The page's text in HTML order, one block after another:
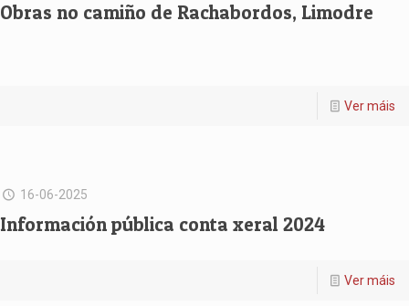
Obras no camiño de Rachabordos, Limodre
Ver máis
16-06-2025
Información pública conta xeral 2024
Ver máis